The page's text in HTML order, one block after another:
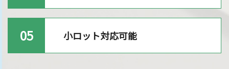
05 小ロット対応可能